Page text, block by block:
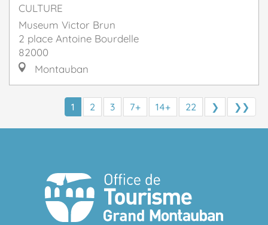
CULTURE
Museum Victor Brun
2 place Antoine Bourdelle
82000
Montauban
1 2 3 7+ 14+ 22 ❯ ❯❯